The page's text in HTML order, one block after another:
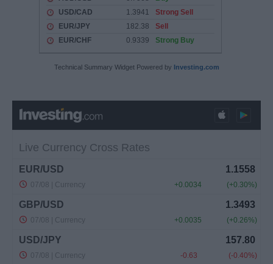
Technical Summary Widget Powered by Investing.com